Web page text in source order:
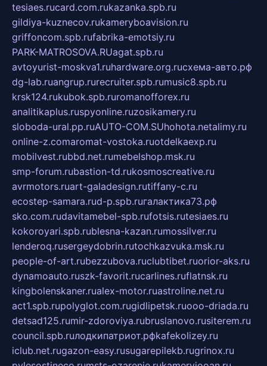
tesiaes.rucard.com.rukazanka.spb.ru
gildiya-kuznecov.rukameryboavision.ru
griffoncom.spb.rufabrika-emotsiy.ru
PARK-MATROSOVA.RUagat.spb.ru
avtoyurist-moskva1.ruhardware.org.ruсхема-авто.рф
dg-lab.ruangrup.rurecruiter.spb.rumusic8.spb.ru
krsk124.rukubok.spb.ruromanofforex.ru
analitikaplus.ruspyonline.ruzosikamery.ru
sloboda-ural.pp.ruAUTO-COM.SUhohota.netalimy.ru
online-z.comaromat-vostoka.ruotdelkaexp.ru
mobilvest.rubbd.net.rumebelshop.msk.ru
smp-forum.rubastion-td.rukosmoscreative.ru
avrmotors.ruart-galadesign.rutiffany-c.ru
ecostep-samara.rud-p.spb.ruгалактика73.рф
sko.com.rudavitamebel-spb.rufotsis.rutesiaes.ru
kokoroyari.spb.rublesna-kazan.rumossilver.ru
lenderoq.rusergeydobrin.rutochkazvuka.msk.ru
people-of-art.rubezzubova.ruclubtibet.ruorior-aks.ru
dynamoauto.ruszk-favorit.rucarlines.ruflatnsk.ru
kingbolenskaner.rualex-motor.ruastroline.net.ru
act1.spb.rupolyglot.com.rugidlipetsk.ruooo-driada.ru
detsad125.rumir-zdoroviya.rubruslanovo.rusiterem.ru
council.spb.ruлодкипатриот.рфkafekolizey.ru
iclub.net.rugazon-easy.rusugarepilekb.rugrinox.ru